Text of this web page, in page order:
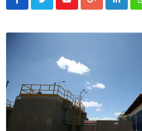
YoutubeGoogle+